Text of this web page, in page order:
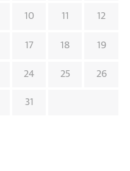
10 11 12
17 18 19
24 25 26
31